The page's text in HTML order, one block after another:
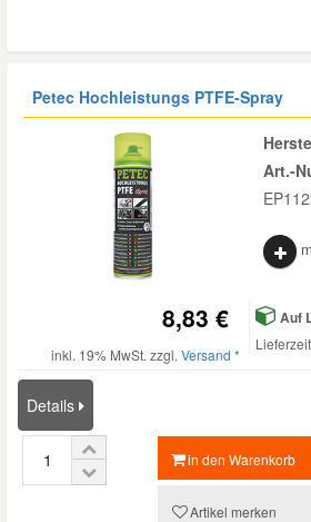
Petec Hochleistungs PTFE-Spray
Art.-
8,83 €
inkl. 19% MwSt. zzgl. Versand *
Auf
Details
in den Warenkorb
Artikel merken